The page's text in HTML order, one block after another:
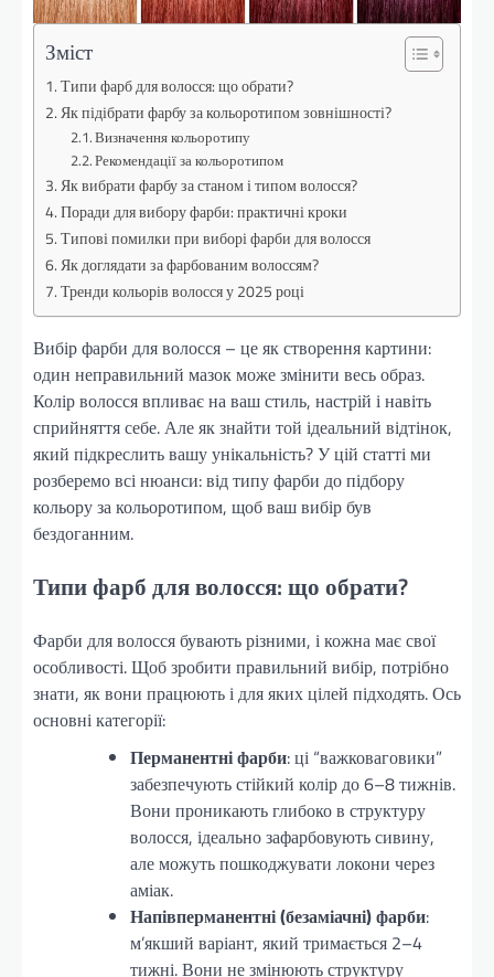
Зміст
Типи фарб для волосся: що обрати?
Як підібрати фарбу за кольоротипом зовнішності?
Визначення кольоротипу
Рекомендації за кольоротипом
Як вибрати фарбу за станом і типом волосся?
Поради для вибору фарби: практичні кроки
Типові помилки при виборі фарби для волосся
Як доглядати за фарбованим волоссям?
Тренди кольорів волосся у 2025 році
Вибір фарби для волосся – це як створення картини:
один неправильний мазок може змінити весь образ.
Колір волосся впливає на ваш стиль, настрій і навіть
сприйняття себе. Але як знайти той ідеальний відтінок,
який підкреслить вашу унікальність? У цій статті ми
розберемо всі нюанси: від типу фарби до підбору
кольору за кольоротипом, щоб ваш вибір був
бездоганним.
Типи фарб для волосся: що обрати?
Фарби для волосся бувають різними, і кожна має свої
особливості. Щоб зробити правильний вибір, потрібно
знати, як вони працюють і для яких цілей підходять. Ось
основні категорії:
Перманентні фарби: ці “важковаговики”
забезпечують стійкий колір до 6–8 тижнів.
Вони проникають глибоко в структуру
волосся, ідеально зафарбовують сивину,
але можуть пошкоджувати локони через
аміак.
Напівперманентні (безаміачні) фарби:
м’якший варіант, який тримається 2–4
тижні. Вони не змінюють структуру